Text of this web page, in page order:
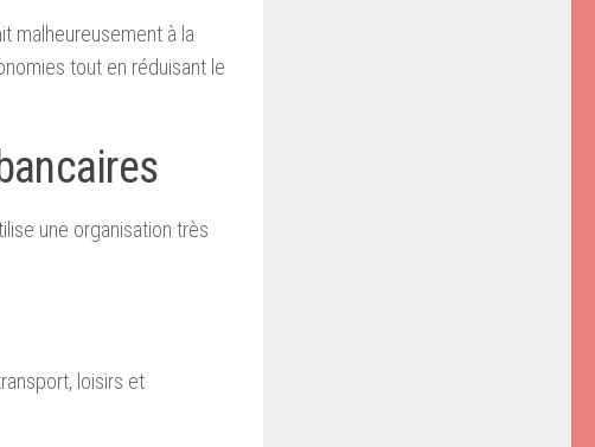
malheureusement à la
tout en réduisant le
une organisation très
loisirs et